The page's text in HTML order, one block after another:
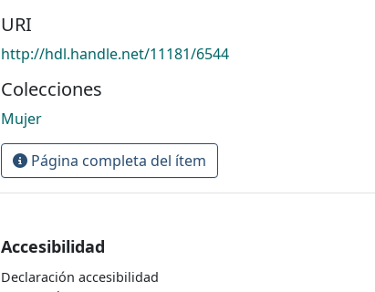
URI
http://hdl.handle.net/11181/6544
Colecciones
Mujer
Página completa del ítem
Accesibilidad
Declaración accesibilidad